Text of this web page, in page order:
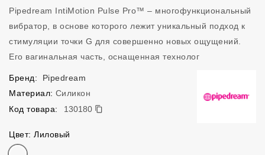
Pipedream IntiMotion Pulse Pro™ – многофункциональный
вибратор, в основе которого лежит уникальный подход к
стимуляции точки G для совершенно новых ощущений.
Его вагинальная часть, оснащенная технолог
Бренд:
Pipedream
Материал: Силикон
Код товара:
130180
130180
Цвет: Лиловый
Цвет